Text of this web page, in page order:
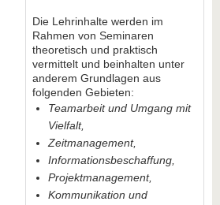
Die Lehrinhalte werden im
Rahmen von Seminaren
theoretisch und praktisch
vermittelt und beinhalten unter
anderem Grundlagen aus
folgenden Gebieten:
Teamarbeit und Umgang mit
Vielfalt,
Zeitmanagement,
Informationsbeschaffung,
Projektmanagement,
Kommunikation und